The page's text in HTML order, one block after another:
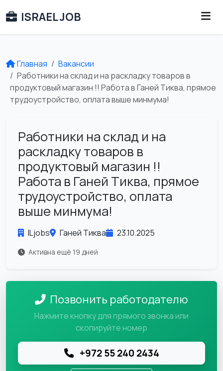
ISRAEL JOB
Главная
Вакансии
Работники на склад и на раскладку товаров в
продуктовый магазин !! Работа в Ганей Тиква, прямое
трудоустройство, оплата выше минмума!
Работники на склад и на
раскладку товаров в
продуктовый магазин !!
Работа в Ганей Тиква, прямое
трудоустройство, оплата
выше минмума!
ILjobs Ганей Тиква 23.10.2025
Активна ещё 19 дней
Позвонить работодателю
Нажмите кнопку для прямого звонка или
скопируйте номер
+972 55 240 2434